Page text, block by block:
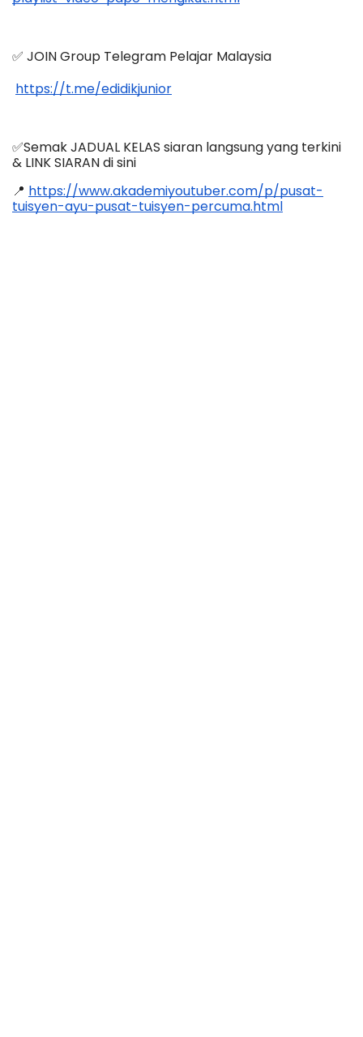
✅ JOIN Group Telegram Pelajar Malaysia
https://t.me/edidikjunior
✅Semak JADUAL KELAS siaran langsung yang terkini
& LINK SIARAN di sini
📍 https://www.akademiyoutuber.com/p/pusat-
tuisyen-ayu-pusat-tuisyen-percuma.html